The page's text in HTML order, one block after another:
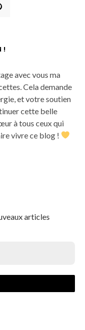
!
avec vous ma
Cela demande
et votre soutien
cette belle
à tous ceux qui
vivre ce blog !
articles